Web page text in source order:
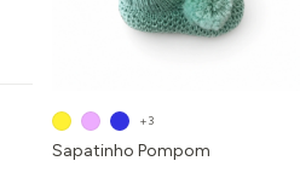
Sapatinho Pompom
+3